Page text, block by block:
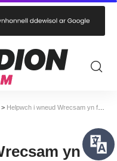
> Helpwch i wneud Wrecsam yn fwy diogel – Lleisiau’n Creu Newid
yn